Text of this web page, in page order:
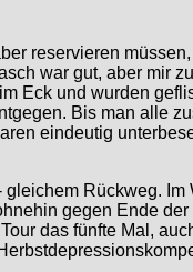
reservieren
war gut, aber mir
Eck und wurden
Bis man alle
eindeutig
Rückweg.
gegen Ende
das fünfte Mal,